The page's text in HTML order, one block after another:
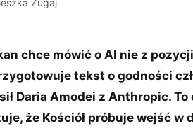
Zugaj
chce mówić o AI nie z
tekst o godności
Daria Amodei z Anthropic.
że Kościół próbuje wejść